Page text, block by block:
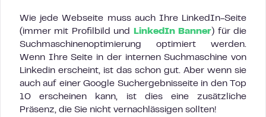
Wie jede Webseite muss auch Ihre LinkedIn-Seite
(immer mit Profilbild und
LinkedIn Banner) für die
Suchmaschinenoptimierung optimiert werden.
Wenn Ihre Seite in der internen Suchmaschine von
Linkedin erscheint, ist das schon gut. Aber wenn sie
auch auf einer Google Suchergebnisseite in den Top
10 erscheinen kann, ist dies eine zusätzliche
Präsenz, die Sie nicht vernachlässigen sollten!